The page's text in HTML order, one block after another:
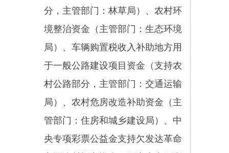
护补助资金（对农民的直接补贴除
广播电视和旅游局）、中央预算内
投资用于“三农”建设部分（不包括
国家水网骨干工程、水安全保障工
程、气象基础设施、农村电网巩固
提升工程、生态保护和修复方面的
支出，主管部门：发改委）